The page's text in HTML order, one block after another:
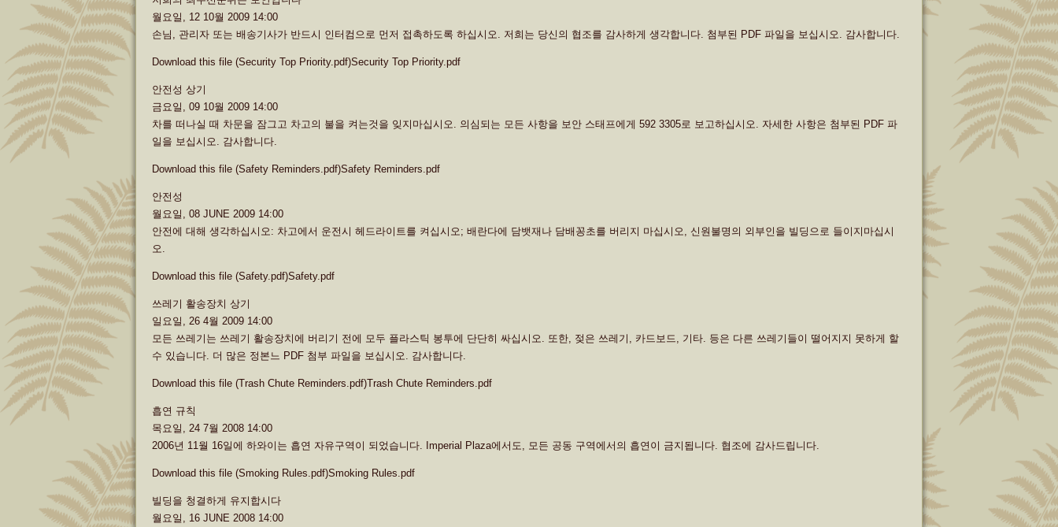
월요일, 12 10월 2009 14:00
손님, 관리자 또는 배송기사가 반드시 인터컴으로 먼저 접촉하도록 하십시오. 저희는 당신의 협조를 감사하게 생각합니다. 첨부된 PDF 파일을 보십시오. 감사합니다.
Download this file (Security Top Priority.pdf)Security Top Priority.pdf
안전성 상기
금요일, 09 10월 2009 14:00
차를 떠나실 때 차문을 잠그고 차고의 불을 켜는것을 잊지마십시오. 의심되는 모든 사항을 보안 스태프에게 592 3305로 보고하십시오. 자세한 사항은 첨부된 PDF 파
일을 보십시오. 감사합니다.
Download this file (Safety Reminders.pdf)Safety Reminders.pdf
안전성
월요일, 08 JUNE 2009 14:00
안전에 대해 생각하십시오: 차고에서 운전시 헤드라이트를 켜십시오; 배란다에 담뱃재나 담배꽁초를 버리지 마십시오, 신원불명의 외부인을 빌딩으로 들이지마십시
오.
Download this file (Safety.pdf)Safety.pdf
쓰레기 활송장치 상기
일요일, 26 4월 2009 14:00
모든 쓰레기는 쓰레기 활송장치에 버리기 전에 모두 플라스틱 봉투에 단단히 싸십시오. 또한, 젖은 쓰레기, 카드보드, 기타. 등은 다른 쓰레기들이 떨어지지 못하게 할
수 있습니다. 더 많은 정본느 PDF 첨부 파일을 보십시오. 감사합니다.
Download this file (Trash Chute Reminders.pdf)Trash Chute Reminders.pdf
흡연 규칙
목요일, 24 7월 2008 14:00
2006년 11월 16일에 하와이는 흡연 자유구역이 되었습니다. Imperial Plaza에서도, 모든 공동 구역에서의 흡연이 금지됩니다. 협조에 감사드립니다.
Download this file (Smoking Rules.pdf)Smoking Rules.pdf
빌딩을 청결하게 유지합시다
월요일, 16 JUNE 2008 14:00